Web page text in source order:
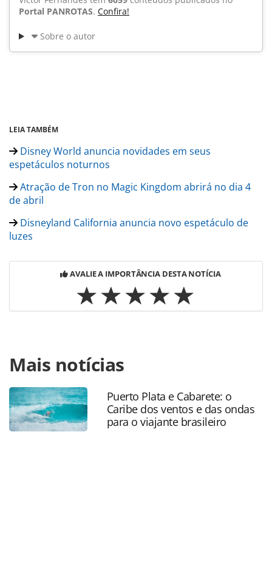
Portal PANROTAS. Confira!
Sobre o autor
LEIA TAMBÉM
Disney World anuncia novidades em seus
espetáculos noturnos
Atração de Tron no Magic Kingdom abrirá no dia 4
de abril
Disneyland California anuncia novo espetáculo de
luzes
AVALIE A IMPORTÂNCIA DESTA NOTÍCIA
https://www.panrotas.com.br/destinos/parques-
tematicos/2023/01/disneyland-tera-restaurante-da-
princesa-tiana-ate-final-do-ano_194183.html ou as
ferramentas oferecidas na página. Todo o conteúdo
produzido pela PANROTAS Editora é protegido pela
legislação brasileira sobre direito autoral. Não reproduza o
Mais notícias
Puerto Plata e Cabarete: o
Caribe dos ventos e das ondas
para o viajante brasileiro